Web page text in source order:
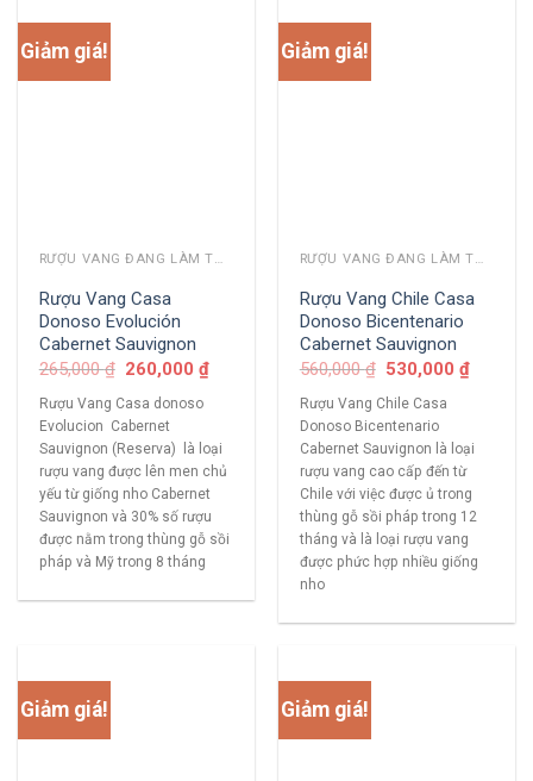
Giảm giá!
RƯỢU VANG ĐANG LÀM THỊ TRƯỜNG
Rượu Vang Casa
Donoso Evolución
Cabernet Sauvignon
265,000₫ 260,000₫
Rượu Vang Casa donoso
Evolucion Cabernet
Sauvignon (Reserva) là loại
rượu vang được lên men chủ
yếu từ giống nho Cabernet
Sauvignon và 30% số rượu
được nằm trong thùng gỗ sồi
pháp và Mỹ trong 8 tháng
Giảm giá!
RƯỢU VANG ĐANG LÀM THỊ TRƯỜNG
Rượu Vang Chile Casa
Donoso Bicentenario
Cabernet Sauvignon
560,000₫ 530,000₫
Rượu Vang Chile Casa
Donoso Bicentenario
Cabernet Sauvignon là loại
rượu vang cao cấp đến từ
Chile với việc được ủ trong
thùng gỗ sồi pháp trong 12
tháng và là loại rượu vang
được phức hợp nhiều giống
nho
Giảm giá! Giảm giá!